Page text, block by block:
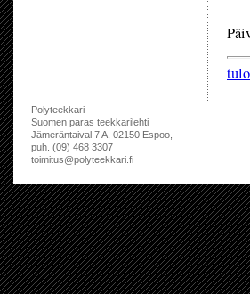
Polyteekkari —
Suomen paras teekkarilehti
Jämeräntaival 7 A, 02150 Espoo,
puh. (09) 468 3307
toimitus@polyteekkari.fi